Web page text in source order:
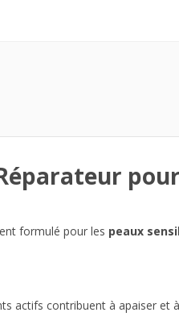
formulé pour les peaux
actifs contribuent à apaiser et